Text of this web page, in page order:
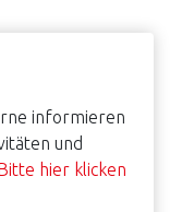
informieren
und
hier klicken